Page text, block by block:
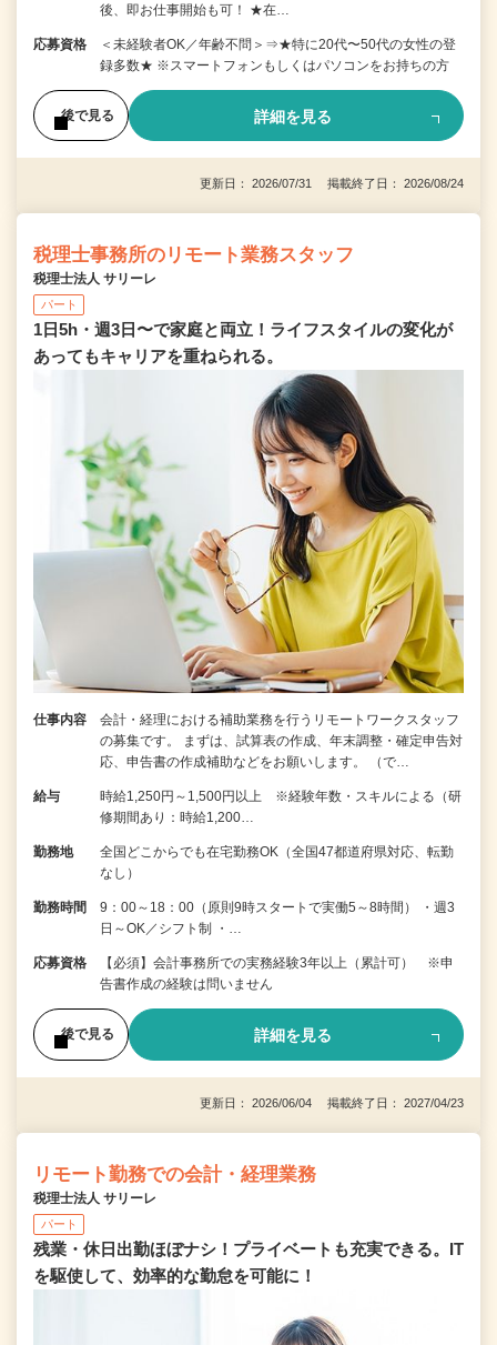
後、即お仕事開始も可！ ★在…
応募資格
＜未経験者OK／年齢不問＞⇒★特に20代〜50代の女性の登
録多数★ ※スマートフォンもしくはパソコンをお持ちの方
後で見る 詳細を見る
更新日： 2026/07/31 掲載終了日： 2026/08/24
税理士事務所のリモート業務スタッフ
税理士法人 サリーレ
パート
1日5h・週3日〜で家庭と両立！ライフスタイルの変化が
あってもキャリアを重ねられる。
仕事内容
会計・経理における補助業務を行うリモートワークスタッフ
の募集です。 まずは、試算表の作成、年末調整・確定申告対
応、申告書の作成補助などをお願いします。 （で…
給与
時給1,250円～1,500円以上 ※経験年数・スキルによる（研
修期間あり：時給1,200…
勤務地
全国どこからでも在宅勤務OK（全国47都道府県対応、転勤
なし）
勤務時間
9：00～18：00（原則9時スタートで実働5～8時間） ・週3
日～OK／シフト制 ・…
応募資格
【必須】会計事務所での実務経験3年以上（累計可） ※申
告書作成の経験は問いません
後で見る 詳細を見る
更新日： 2026/06/04 掲載終了日： 2027/04/23
リモート勤務での会計・経理業務
税理士法人 サリーレ
パート
残業・休日出勤ほぼナシ！プライベートも充実できる。IT
を駆使して、効率的な勤怠を可能に！